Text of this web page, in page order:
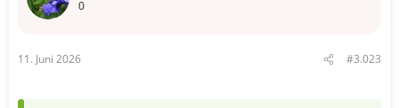
o
:
0
11. Juni 2026 #3.023